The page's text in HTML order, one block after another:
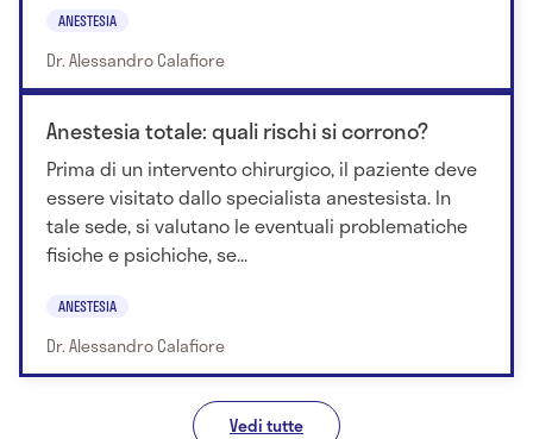
ANESTESIA
Dr. Alessandro Calafiore
Anestesia totale: quali rischi si corrono?
Prima di un intervento chirurgico, il paziente deve
essere visitato dallo specialista anestesista. In
tale sede, si valutano le eventuali problematiche
fisiche e psichiche, se...
ANESTESIA
Dr. Alessandro Calafiore
Vedi tutte